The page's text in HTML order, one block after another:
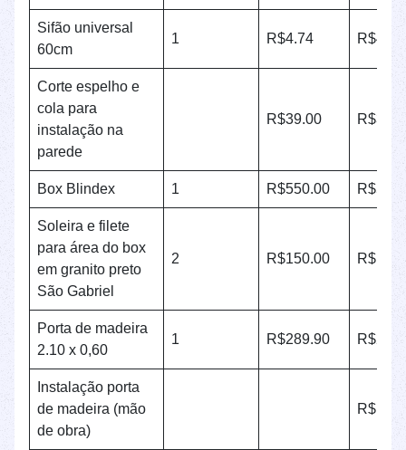
Sifão universal
60cm
1 R$4.74 R$4.74
Corte espelho e
cola para
instalação na
parede
R$39.00
Box Blindex 1 R$550.00
Soleira e filete
para área do box
em granito preto
São Gabriel
2 R$150.00
Porta de madeira
2.10 x 0,60
1 R$289.90
Instalação porta
de madeira (mão
de obra)